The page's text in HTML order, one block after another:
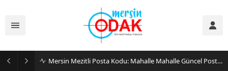
Mersin Mezitli Posta Kodu: Mahalle Mahalle Güncel Posta Kodu Rehberi